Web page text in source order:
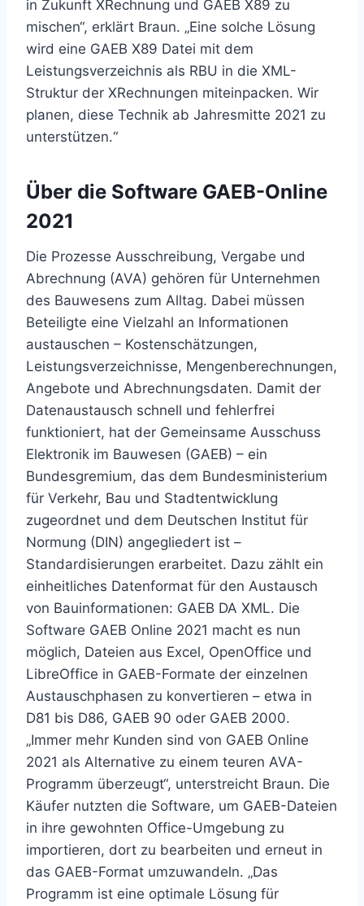
in Zukunft XRechnung und GAEB X89 zu
mischen“, erklärt Braun. „Eine solche Lösung
wird eine GAEB X89 Datei mit dem
Leistungsverzeichnis als RBU in die XML-
Struktur der XRechnungen miteinpacken. Wir
planen, diese Technik ab Jahresmitte 2021 zu
unterstützen.“
Über die Software GAEB-Online
2021
Die Prozesse Ausschreibung, Vergabe und
Abrechnung (AVA) gehören für Unternehmen
des Bauwesens zum Alltag. Dabei müssen
Beteiligte eine Vielzahl an Informationen
austauschen – Kostenschätzungen,
Leistungsverzeichnisse, Mengenberechnungen,
Angebote und Abrechnungsdaten. Damit der
Datenaustausch schnell und fehlerfrei
funktioniert, hat der Gemeinsame Ausschuss
Elektronik im Bauwesen (GAEB) – ein
Bundesgremium, das dem Bundesministerium
für Verkehr, Bau und Stadtentwicklung
zugeordnet und dem Deutschen Institut für
Normung (DIN) angegliedert ist –
Standardisierungen erarbeitet. Dazu zählt ein
einheitliches Datenformat für den Austausch
von Bauinformationen: GAEB DA XML. Die
Software GAEB Online 2021 macht es nun
möglich, Dateien aus Excel, OpenOffice und
LibreOffice in GAEB-Formate der einzelnen
Austauschphasen zu konvertieren – etwa in
D81 bis D86, GAEB 90 oder GAEB 2000.
„Immer mehr Kunden sind von GAEB Online
2021 als Alternative zu einem teuren AVA-
Programm überzeugt“, unterstreicht Braun. Die
Käufer nutzten die Software, um GAEB-Dateien
in ihre gewohnten Office-Umgebung zu
importieren, dort zu bearbeiten und erneut in
das GAEB-Format umzuwandeln. „Das
Programm ist eine optimale Lösung für